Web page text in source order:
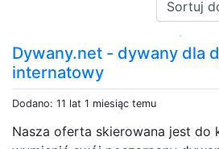
Dywany.net - dywany dla
internatowy
Dodano: 11 lat 1 miesiąc temu
Nasza oferta skierowana jest do